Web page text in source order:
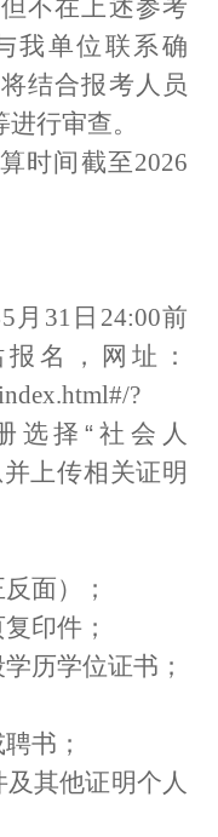
不在上述参考
我单位联系确
结合报考人员
行审查。
时间截至2026
5 月 31 日 24:00前
名，网址：
?
选择“社会人
上传相关证明
面）；
印件；
历学位证书；
书；
其他证明个人